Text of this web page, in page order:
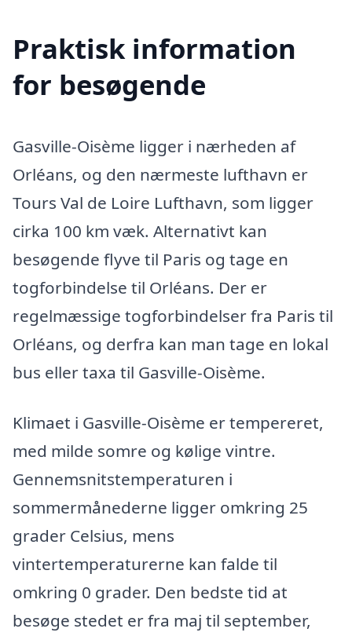
Praktisk information
for besøgende
Gasville-Oisème ligger i nærheden af
Orléans, og den nærmeste lufthavn er
Tours Val de Loire Lufthavn, som ligger
cirka 100 km væk. Alternativt kan
besøgende flyve til Paris og tage en
togforbindelse til Orléans. Der er
regelmæssige togforbindelser fra Paris til
Orléans, og derfra kan man tage en lokal
bus eller taxa til Gasville-Oisème.
Klimaet i Gasville-Oisème er tempereret,
med milde somre og kølige vintre.
Gennemsnitstemperaturen i
sommermånederne ligger omkring 25
grader Celsius, mens
vintertemperaturerne kan falde til
omkring 0 grader. Den bedste tid at
besøge stedet er fra maj til september,